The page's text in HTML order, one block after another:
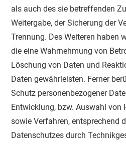
als auch des sie betreffenden
Weitergabe, der Sicherung der
Trennung. Des Weiteren haben
die eine Wahrnehmung von
Löschung von Daten und
Daten gewährleisten. Ferner
Schutz personenbezogener
Entwicklung, bzw. Auswahl von
sowie Verfahren, entsprechend
Datenschutzes durch